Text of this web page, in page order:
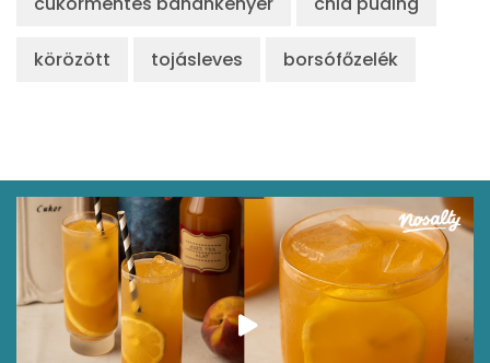
körözött tojásleves borsófőzelék